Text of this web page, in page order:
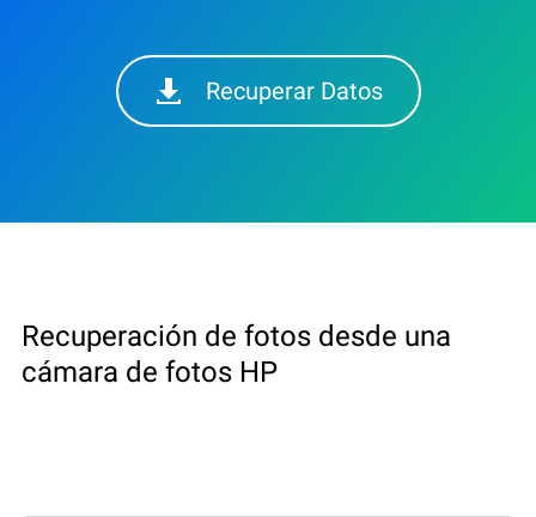
Recuperar Datos
Recuperación de fotos desde una
cámara de fotos HP